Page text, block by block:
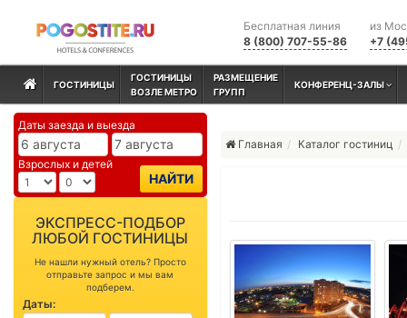
из
+7
Бесплатная линия
8 (800) 707-55-86
ГОСТИНИЦЫ
ГОСТИНИЦЫ
ВОЗЛЕ МЕТРО
РАЗМЕЩЕНИЕ
ГРУПП
КОНФЕРЕНЦ-ЗАЛЫ
Даты заезда и выезда
Взрослых и детей
НАЙТИ
ЭКСПРЕСС-ПОДБОР
ЛЮБОЙ ГОСТИНИЦЫ
Не нашли нужный отель? Просто
отправьте запрос и мы вам
подберем.
Даты:
Главная Каталог гостиниц